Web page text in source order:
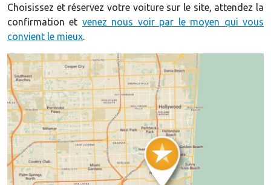
Choisissez et réservez votre voiture sur le site, attendez la
confirmation et venez nous voir par le moyen qui vous
convient le mieux.